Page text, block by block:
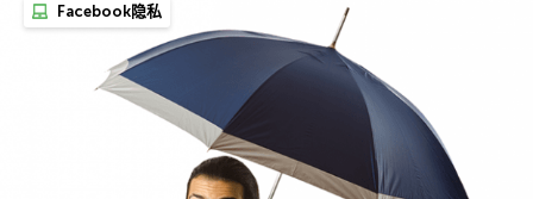
Facebook隐私